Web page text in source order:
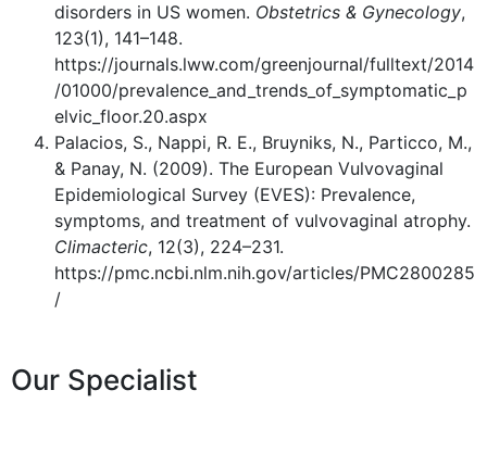
disorders in US women. Obstetrics & Gynecology,
123(1), 141–148.
https://journals.lww.com/greenjournal/fulltext/2014
/01000/prevalence_and_trends_of_symptomatic_p
elvic_floor.20.aspx
Palacios, S., Nappi, R. E., Bruyniks, N., Particco, M.,
& Panay, N. (2009). The European Vulvovaginal
Epidemiological Survey (EVES): Prevalence,
symptoms, and treatment of vulvovaginal atrophy.
Climacteric, 12(3), 224–231.
https://pmc.ncbi.nlm.nih.gov/articles/PMC2800285
/
Our Specialist